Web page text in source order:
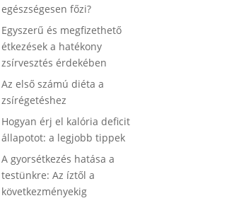
egészségesen főzi?
Egyszerű és megfizethető
étkezések a hatékony
zsírvesztés érdekében
Az első számú diéta a
zsírégetéshez
Hogyan érj el kalória deficit
állapotot: a legjobb tippek
A gyorsétkezés hatása a
testünkre: Az íztől a
következményekig